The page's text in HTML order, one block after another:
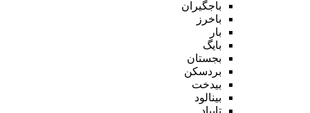
باجگیران
باخرز
بار
بایگ
بجستان
بردسکن
بیدخت
بینالود
تایباد